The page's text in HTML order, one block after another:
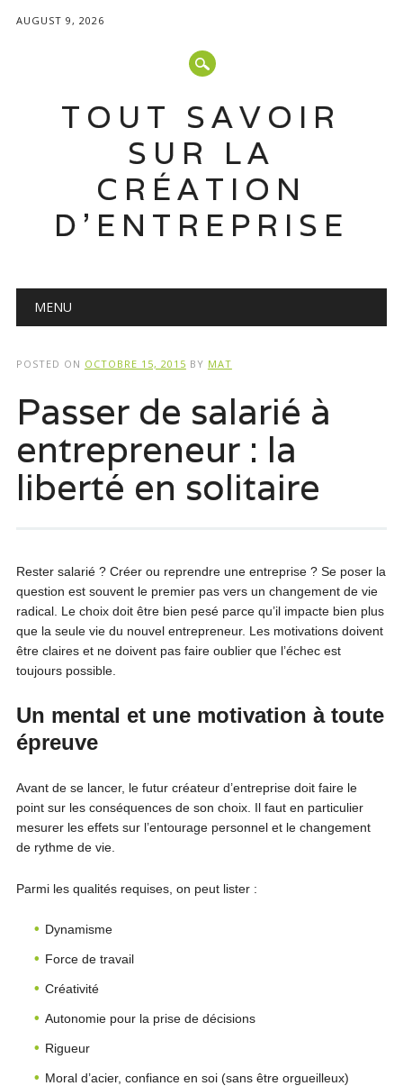
AUGUST 9, 2026
TOUT SAVOIR
SUR LA
CRÉATION
D'ENTREPRISE
Main menu
MENU
POSTED ON OCTOBRE 15, 2015 BY MAT
Passer de salarié à
entrepreneur : la
liberté en solitaire
Rester salarié ? Créer ou reprendre une entreprise ? Se poser la
question est souvent le premier pas vers un changement de vie
radical. Le choix doit être bien pesé parce qu’il impacte bien plus
que la seule vie du nouvel entrepreneur. Les motivations doivent
être claires et ne doivent pas faire oublier que l’échec est
toujours possible.
Un mental et une motivation à toute
épreuve
Avant de se lancer, le futur créateur d’entreprise doit faire le
point sur les conséquences de son choix. Il faut en particulier
mesurer les effets sur l’entourage personnel et le changement
de rythme de vie.
Parmi les qualités requises, on peut lister :
Dynamisme
Force de travail
Créativité
Autonomie pour la prise de décisions
Rigueur
Moral d’acier, confiance en soi (sans être orgueilleux)